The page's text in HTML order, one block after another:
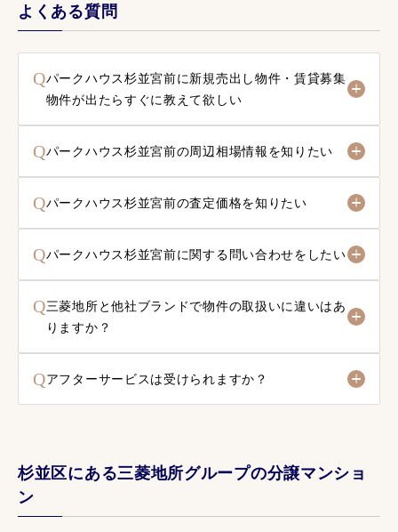
よくある質問
Qパークハウス杉並宮前に新規売出し物件・賃貸募集
物件が出たらすぐに教えて欲しい
Qパークハウス杉並宮前の周辺相場情報を知りたい
Qパークハウス杉並宮前の査定価格を知りたい
Qパークハウス杉並宮前に関する問い合わせをしたい
Q三菱地所と他社ブランドで物件の取扱いに違いはあ
りますか？
Qアフターサービスは受けられますか？
杉並区にある三菱地所グループの分譲マンショ
ン